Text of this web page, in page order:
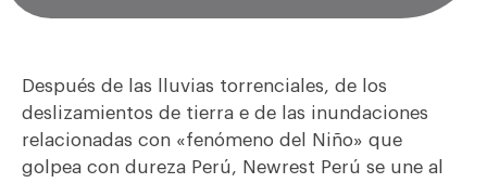
Después de las lluvias torrenciales, de los
deslizamientos de tierra e de las inundaciones
relacionadas con «fenómeno del Niño» que
golpea con dureza Perú, Newrest Perú se une al